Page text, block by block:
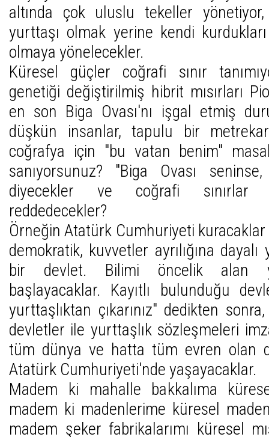
altında çok uluslu tekeller
yurttaşı olmak yerine kendi
olmaya yönelecekler.
Küresel güçler coğrafi sınır
genetiği değiştirilmiş hibrit mısırları
en son Biga Ovası'nı işgal etmiş
düşkün insanlar, tapulu bir
coğrafya için "bu vatan benim"
sanıyorsunuz? "Biga Ovası
diyecekler ve coğrafi sınırlar
reddedecekler?
Örneğin Atatürk Cumhuriyeti
demokratik, kuvvetler ayrılığına
bir devlet. Bilimi öncelik alan
başlayacaklar. Kayıtlı bulunduğu
yurttaşlıktan çıkarınız" dedikten
devletler ile yurttaşlık sözleşmeleri
tüm dünya ve hatta tüm evren olan
Atatürk Cumhuriyeti'nde yaşayacaklar.
Madem ki mahalle bakkalıma
madem ki madenlerime küresel
madem şeker fabrikalarımı küresel